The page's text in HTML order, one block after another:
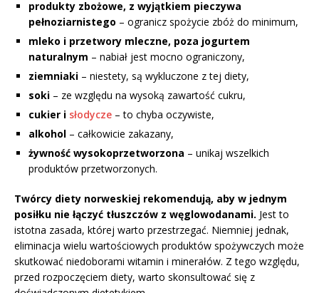
produkty zbożowe, z wyjątkiem pieczywa
pełnoziarnistego – ogranicz spożycie zbóż do minimum,
mleko i przetwory mleczne, poza jogurtem
naturalnym – nabiał jest mocno ograniczony,
ziemniaki – niestety, są wykluczone z tej diety,
soki – ze względu na wysoką zawartość cukru,
cukier i słodycze – to chyba oczywiste,
alkohol – całkowicie zakazany,
żywność wysokoprzetworzona – unikaj wszelkich
produktów przetworzonych.
Twórcy diety norweskiej rekomendują, aby w jednym
posiłku nie łączyć tłuszczów z węglowodanami. Jest to
istotna zasada, której warto przestrzegać. Niemniej jednak,
eliminacja wielu wartościowych produktów spożywczych może
skutkować niedoborami witamin i minerałów. Z tego względu,
przed rozpoczęciem diety, warto skonsultować się z